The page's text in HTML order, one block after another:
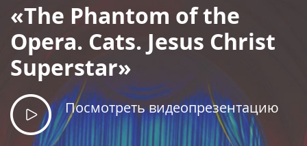
Правила покупки билетов
«The Phantom of the
Opera. Cats. Jesus Christ
Superstar»
Посмотреть видеопрезентацию